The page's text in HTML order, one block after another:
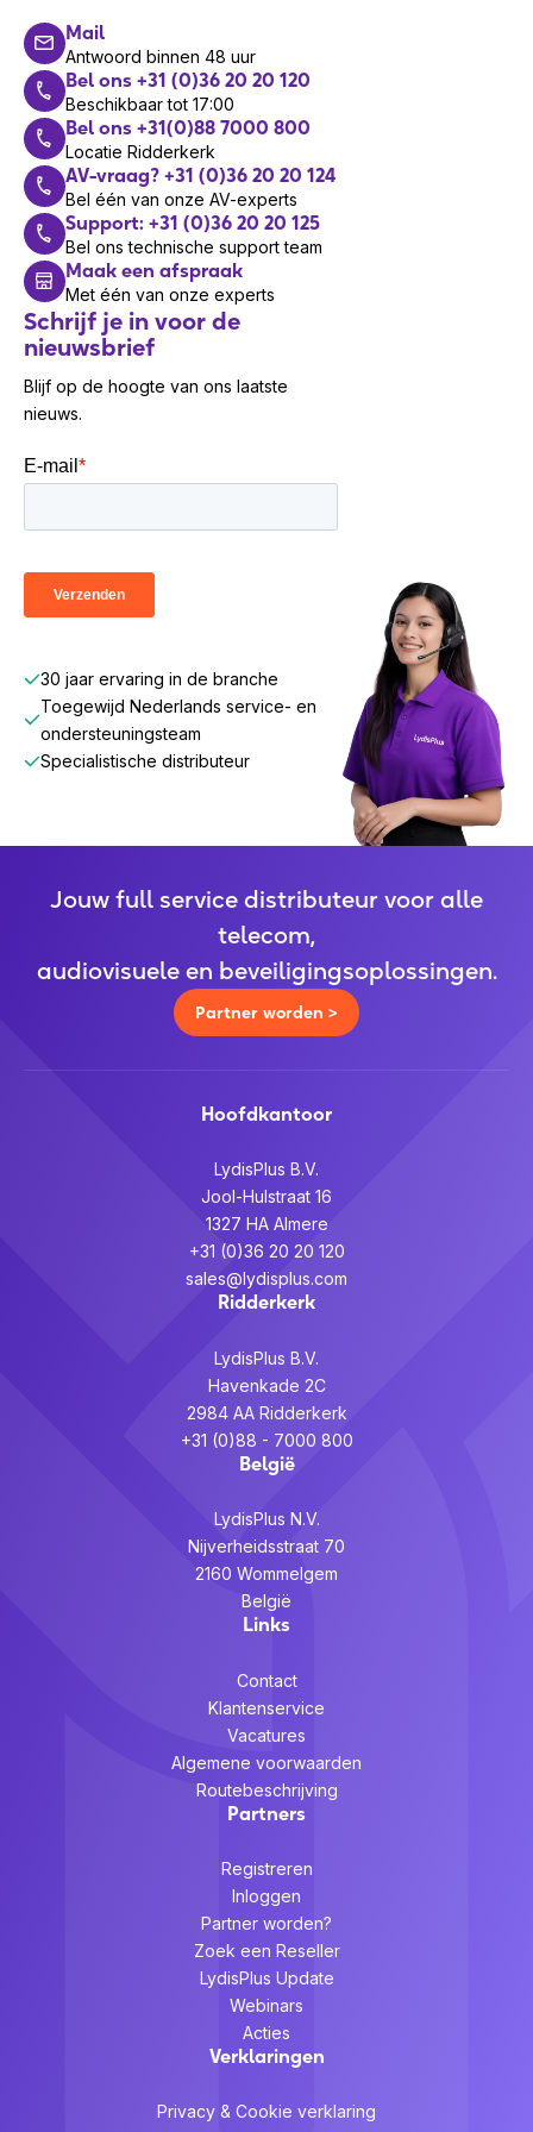
partnerprogramma en word reseller van deze
toonaangevende technologie!
*( Deutsches Institut für Normung
**(National Electrical Manufacturers
Association).
Mail
Antwoord binnen 48 uur
Bel ons +31 (0)36 20 20 120
Beschikbaar tot 17:00
Bel ons +31(0)88 7000 800
Locatie Ridderkerk
AV-vraag? +31 (0)36 20 20 124
Bel één van onze AV-experts
Support: +31 (0)36 20 20 125
Bel ons technische support team
Maak een afspraak
Met één van onze experts
Schrijf je in voor de
nieuwsbrief
Blijf op de hoogte van ons laatste
nieuws.
30 jaar ervaring in de branche
Toegewijd Nederlands service- en
ondersteuningsteam
Specialistische distributeur
Jouw full service distributeur voor alle
telecom,
audiovisuele en beveiligingsoplossingen.
Partner worden >
Hoofdkantoor
LydisPlus B.V.
Jool-Hulstraat 16
1327 HA Almere
+31 (0)36 20 20 120
sales@lydisplus.com
Ridderkerk
LydisPlus B.V.
Havenkade 2C
2984 AA Ridderkerk
+31 (0)88 - 7000 800
België
LydisPlus N.V.
Nijverheidsstraat 70
2160 Wommelgem
België
Links
Contact
Klantenservice
Vacatures
Algemene voorwaarden
Routebeschrijving
Partners
Registreren
Inloggen
Partner worden?
Zoek een Reseller
LydisPlus Update
Webinars
Acties
Verklaringen
Privacy & Cookie verklaring